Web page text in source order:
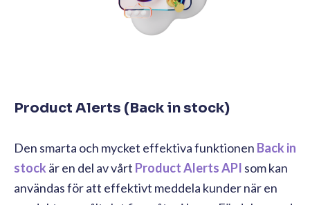
Product Alerts (Back in stock)
Den smarta och mycket effektiva funktionen Back in
stock är en del av vårt Product Alerts API som kan
användas för att effektivt meddela kunder när en